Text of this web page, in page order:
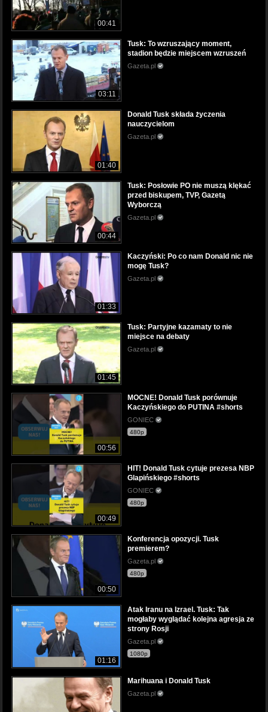
00:41
03:11
Tusk: To wzruszający moment,
stadion będzie miejscem wzruszeń
Gazeta.pl
01:40
Donald Tusk składa życzenia
nauczycielom
Gazeta.pl
00:44
Tusk: Posłowie PO nie muszą klękać
przed biskupem, TVP, Gazetą
Wyborczą
Gazeta.pl
01:33
Kaczyński: Po co nam Donald nic nie
mogę Tusk?
Gazeta.pl
01:45
Tusk: Partyjne kazamaty to nie
miejsce na debaty
Gazeta.pl
00:56
MOCNE! Donald Tusk porównuje
Kaczyńskiego do PUTINA #shorts
GONIEC
480p
00:49
HIT! Donald Tusk cytuje prezesa NBP
Glapińskiego #shorts
GONIEC
480p
00:50
Konferencja opozycji. Tusk
premierem?
Gazeta.pl
480p
01:16
Atak Iranu na Izrael. Tusk: Tak
mogłaby wyglądać kolejna agresja ze
strony Rosji
Gazeta.pl
1080p
Marihuana i Donald Tusk
Gazeta.pl